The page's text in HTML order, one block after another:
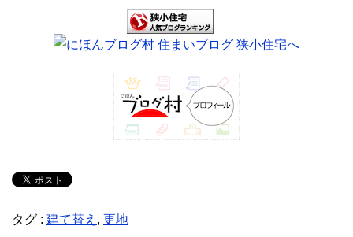
タグ : 建て替え , 更地